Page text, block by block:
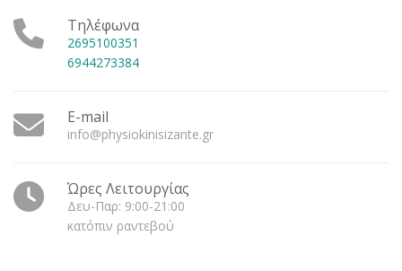
Τηλέφωνα
2695100351
6944273384
E-mail
info@physiokinisizante.gr
Ώρες Λειτουργίας
Δευ-Παρ: 9:00-21:00
κατόπιν ραντεβού